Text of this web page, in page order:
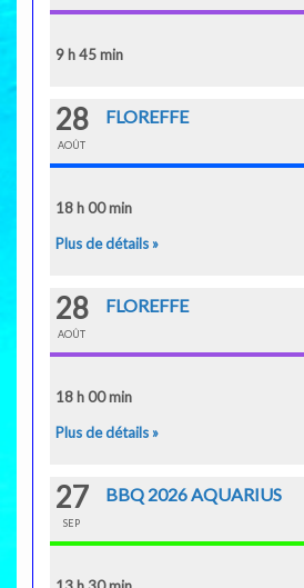
9 h 45 min
28
AOÛT
FLOREFFE
18 h 00 min
Plus de détails »
28
AOÛT
FLOREFFE
18 h 00 min
Plus de détails »
27
SEP
BBQ 2026 AQUARIUS